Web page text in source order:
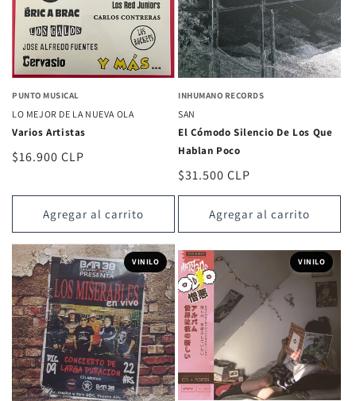
PUNTO MUSICAL
LO MEJOR DE LA NUEVA OLA
Varios Artistas
Precio
$16.900 CLP
Agregar al carrito
INHUMANO RECORDS
SAN
El Cómodo Silencio De Los Que
Hablan Poco
Precio
habitual
$31.500 CLP
Agregar al carrito
VINILO VINILO